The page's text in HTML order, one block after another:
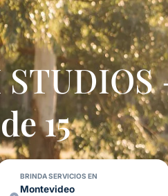
15
BRINDA SERVICIOS EN
Montevideo